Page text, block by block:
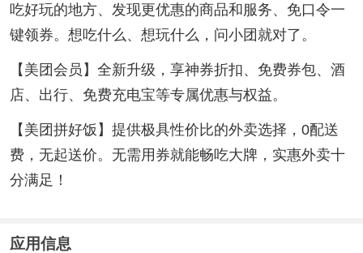
吃好玩的地方、发现更优惠的商品和服务、免口令一
键领券。想吃什么、想玩什么，问小团就对了。
【美团会员】全新升级，享神券折扣、免费券包、酒
店、出行、免费充电宝等专属优惠与权益。
【美团拼好饭】提供极具性价比的外卖选择，0配送
费，无起送价。无需用券就能畅吃大牌，实惠外卖十
分满足！
应用信息